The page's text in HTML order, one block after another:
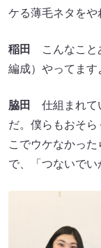
ケる薄毛ネタをや
稲田
こんなこと
編成）やってます
脇田
仕組まれて
だ。僕らもおそ
こでウケなかっ
で、「つないでい